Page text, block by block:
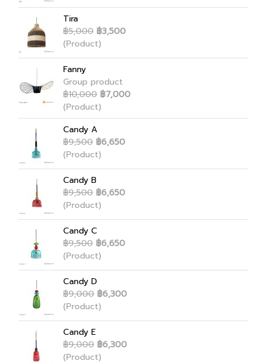
Tira
฿5,000 ฿3,500
(Product)
Fanny
Group product
฿10,000 ฿7,000
(Product)
Candy A
฿9,500 ฿6,650
(Product)
Candy B
฿9,500 ฿6,650
(Product)
Candy C
฿9,500 ฿6,650
(Product)
Candy D
฿9,000 ฿6,300
(Product)
Candy E
฿9,000 ฿6,300
(Product)